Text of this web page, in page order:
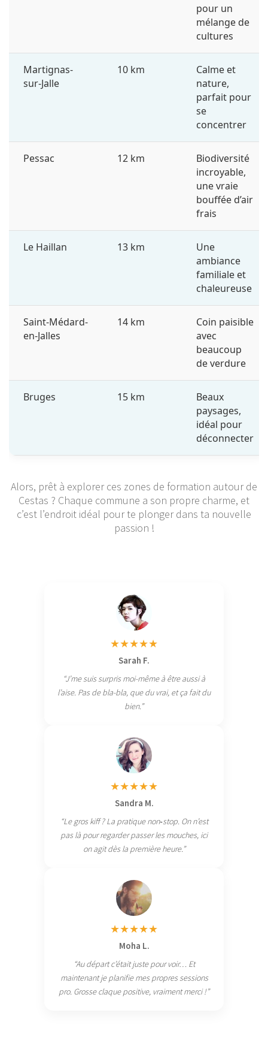
pour un
mélange de
cultures
Martignas-
sur-Jalle
10 km
Calme et
nature,
parfait pour
se
concentrer
Pessac 12 km
Biodiversité
incroyable,
une vraie
bouffée d’air
frais
Le Haillan 13 km
Une
ambiance
familiale et
chaleureuse
Saint-Médard-
en-Jalles
14 km
Coin paisible
avec
beaucoup
de verdure
Bruges 15 km
Beaux
paysages,
idéal pour
déconnecter
Alors, prêt à explorer ces zones de formation autour de
Cestas ? Chaque commune a son propre charme, et
c’est l’endroit idéal pour te plonger dans ta nouvelle
passion !
★★★★★
Sarah F.
“J’me suis surpris moi-même à être aussi à
l’aise. Pas de bla-bla, que du vrai, et ça fait du
bien.”
★★★★★
Sandra M.
“Le gros kiff ? La pratique non‑stop. On n’est
pas là pour regarder passer les mouches, ici
on agit dès la première heure.”
★★★★★
Moha L.
“Au départ c’était juste pour voir… Et
maintenant je planifie mes propres sessions
pro. Grosse claque positive, vraiment merci !”